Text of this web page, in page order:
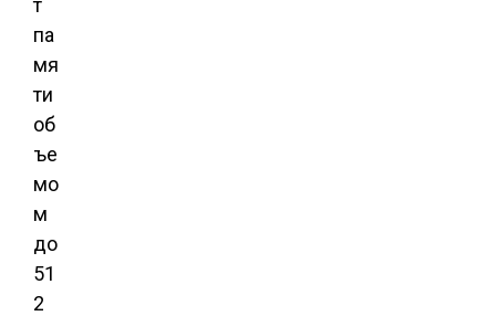
т
па
мя
ти
об
ъе
мо
м
до
51
2